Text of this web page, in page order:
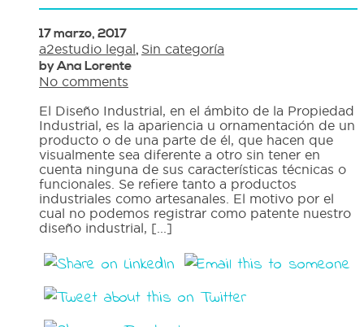
17 marzo, 2017
a2estudio legal, Sin categoría
by Ana Lorente
No comments
El Diseño Industrial, en el ámbito de la Propiedad
Industrial, es la apariencia u ornamentación de un
producto o de una parte de él, que hacen que
visualmente sea diferente a otro sin tener en
cuenta ninguna de sus características técnicas o
funcionales. Se refiere tanto a productos
industriales como artesanales. El motivo por el
cual no podemos registrar como patente nuestro
diseño industrial, [...]